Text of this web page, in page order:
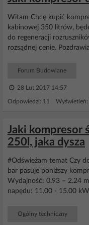
Witam Chcę kupić
kabinowej 350 litrów,
do regeneracji
rozsądnej cenie.
Forum Budowlane
28 Lut 2017 14:57
Odpowiedzi: 11 Wyświetleń:
Jaki kompresor
250l, jaka dysza
#Odświeżam temat Czy
bar pasuje poniższy
Wydajność: 0.93 – 2.24
napędu: 11.00 - 15.00 kW
Ogólny techniczny